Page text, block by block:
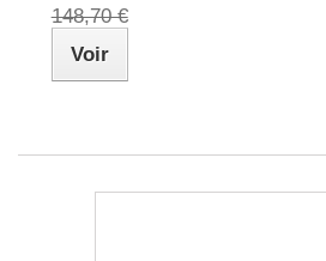
148,70 €
Voir